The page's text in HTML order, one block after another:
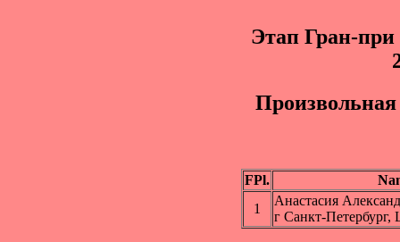
Этап Гран-
FPl.
1
Анастасия
г Санкт-